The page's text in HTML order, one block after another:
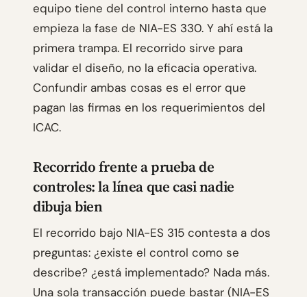
equipo tiene del control interno hasta que
empieza la fase de NIA-ES 330. Y ahí está la
primera trampa. El recorrido sirve para
validar el diseño, no la eficacia operativa.
Confundir ambas cosas es el error que
pagan las firmas en los requerimientos del
ICAC.
Recorrido frente a prueba de
controles: la línea que casi nadie
dibuja bien
El recorrido bajo NIA-ES 315 contesta a dos
preguntas: ¿existe el control como se
describe? ¿está implementado? Nada más.
Una sola transacción puede bastar (NIA-ES